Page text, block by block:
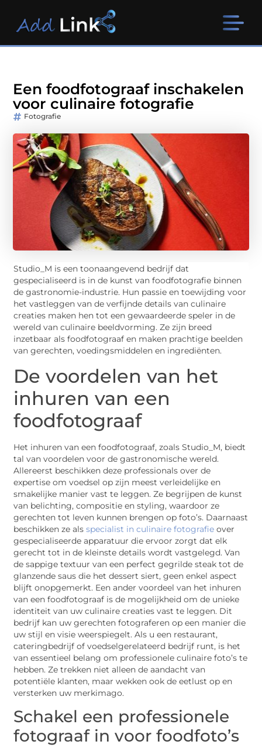
Een foodfotograaf inschakelen
voor culinaire fotografie
Fotografie
Studio_M is een toonaangevend bedrijf dat
gespecialiseerd is in de kunst van foodfotografie binnen
de gastronomie-industrie. Hun passie en toewijding voor
het vastleggen van de verfijnde details van culinaire
creaties maken hen tot een gewaardeerde speler in de
wereld van culinaire beeldvorming. Ze zijn breed
inzetbaar als foodfotograaf en maken prachtige beelden
van gerechten, voedingsmiddelen en ingrediënten.
De voordelen van het
inhuren van een
foodfotograaf
Het inhuren van een foodfotograaf, zoals Studio_M, biedt
tal van voordelen voor de gastronomische wereld.
Allereerst beschikken deze professionals over de
expertise om voedsel op zijn meest verleidelijke en
smakelijke manier vast te leggen. Ze begrijpen de kunst
van belichting, compositie en styling, waardoor ze
gerechten tot leven kunnen brengen op foto’s. Daarnaast
beschikken ze alsspecialist in culinaire fotografie over
gespecialiseerde apparatuur die ervoor zorgt dat elk
gerecht tot in de kleinste details wordt vastgelegd. Van
de sappige textuur van een perfect gegrilde steak tot de
glanzende saus die het dessert siert, geen enkel aspect
blijft onopgemerkt. Een ander voordeel van het inhuren
van een foodfotograaf is de mogelijkheid om de unieke
identiteit van uw culinaire creaties vast te leggen. Dit
bedrijf kan uw gerechten fotograferen op een manier die
uw stijl en visie weerspiegelt. Als u een restaurant,
cateringbedrijf of voedselgerelateerd bedrijf runt, is het
van essentieel belang om professionele culinaire foto’s te
hebben. Ze trekken niet alleen de aandacht van
potentiële klanten, maar wekken ook de eetlust op en
versterken uw merkimago.
Schakel een professionele
fotograaf in voor foodfoto’s